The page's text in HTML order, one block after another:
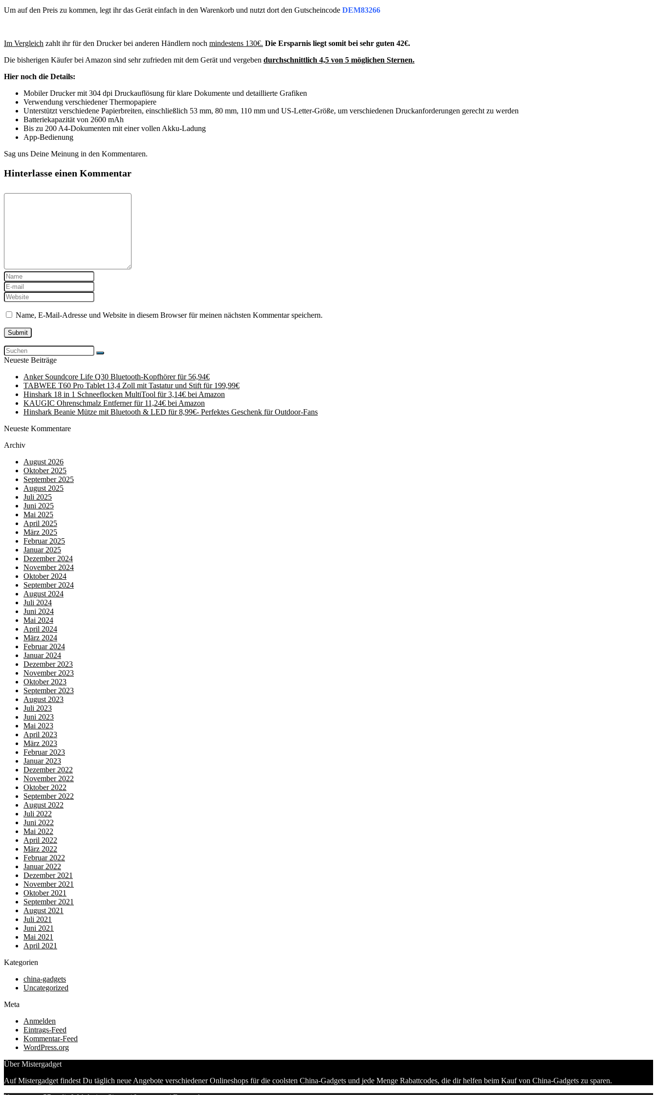
Um auf den Preis zu kommen, legt ihr das Gerät einfach in den Warenkorb und nutzt dort den Gutscheincode DEM83266
Im Vergleich zahlt ihr für den Drucker bei anderen Händlern noch mindestens 130€. Die Ersparnis liegt somit bei sehr guten 42€.
Die bisherigen Käufer bei Amazon sind sehr zufrieden mit dem Gerät und vergeben durchschnittlich 4,5 von 5 möglichen Sternen.
Hier noch die Details:
Mobiler Drucker mit 304 dpi Druckauflösung für klare Dokumente und detaillierte Grafiken
Verwendung verschiedener Thermopapiere
Unterstützt verschiedene Papierbreiten, einschließlich 53 mm, 80 mm, 110 mm und US-Letter-Größe, um verschiedenen Druckanforderungen gerecht zu werden
Batteriekapazität von 2600 mAh
Bis zu 200 A4-Dokumenten mit einer vollen Akku-Ladung
App-Bedienung
Sag uns Deine Meinung in den Kommentaren.
Hinterlasse einen Kommentar
Name, E-Mail-Adresse und Website in diesem Browser für meinen nächsten Kommentar speichern.
Neueste Beiträge
Anker Soundcore Life Q30 Bluetooth-Kopfhörer für 56,94€
TABWEE T60 Pro Tablet 13,4 Zoll mit Tastatur und Stift für 199,99€
Hinshark 18 in 1 Schneeflocken MultiTool für 3,14€ bei Amazon
KAUGIC Ohrenschmalz Entferner für 11,24€ bei Amazon
Hinshark Beanie Mütze mit Bluetooth & LED für 8,99€- Perfektes Geschenk für Outdoor-Fans
Neueste Kommentare
Archiv
August 2026
Oktober 2025
September 2025
August 2025
Juli 2025
Juni 2025
Mai 2025
April 2025
März 2025
Februar 2025
Januar 2025
Dezember 2024
November 2024
Oktober 2024
September 2024
August 2024
Juli 2024
Juni 2024
Mai 2024
April 2024
März 2024
Februar 2024
Januar 2024
Dezember 2023
November 2023
Oktober 2023
September 2023
August 2023
Juli 2023
Juni 2023
Mai 2023
April 2023
März 2023
Februar 2023
Januar 2023
Dezember 2022
November 2022
Oktober 2022
September 2022
August 2022
Juli 2022
Juni 2022
Mai 2022
April 2022
März 2022
Februar 2022
Januar 2022
Dezember 2021
November 2021
Oktober 2021
September 2021
August 2021
Juli 2021
Juni 2021
Mai 2021
April 2021
Kategorien
china-gadgets
Uncategorized
Meta
Anmelden
Eintrags-Feed
Kommentar-Feed
WordPress.org
Über Mistergadget
Auf Mistergadget findest Du täglich neue Angebote verschiedener Onlineshops für die coolsten China-Gadgets und jede Menge Rabattcodes, die dir helfen beim Kauf von China-Gadgets zu sparen.